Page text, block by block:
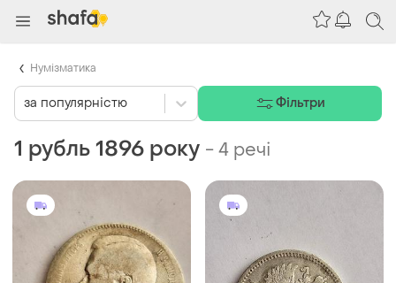
1 рубль 1896 року -4 речі
за популярністю Фільтри
Нумізматика